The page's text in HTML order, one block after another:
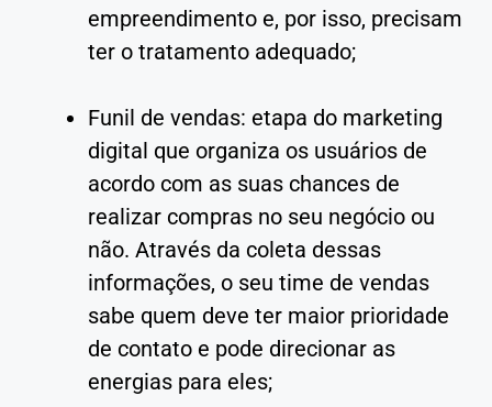
empreendimento e, por isso, precisam
ter o tratamento adequado;
Funil de vendas: etapa do marketing
digital que organiza os usuários de
acordo com as suas chances de
realizar compras no seu negócio ou
não. Através da coleta dessas
informações, o seu time de vendas
sabe quem deve ter maior prioridade
de contato e pode direcionar as
energias para eles;